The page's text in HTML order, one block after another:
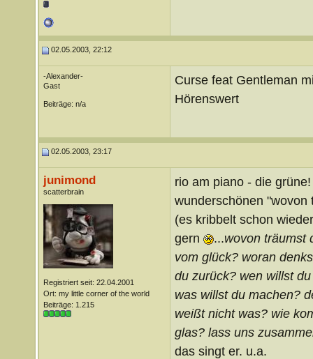
02.05.2003, 22:12
-Alexander-
Gast
Beiträge: n/a
Curse feat Gentleman
Hörenswert
02.05.2003, 23:17
junimond
scatterbrain
Registriert seit: 22.04.2001
Ort: my little corner of the world
Beiträge: 1.215
rio am piano - die
wunderschönen "wovon
(es kribbelt schon
gern
...wovon träumst
vom glück? woran
du zurück? wen willst
was willst du machen?
weißt nicht was? wie
glas? lass uns
das singt er. u.a.